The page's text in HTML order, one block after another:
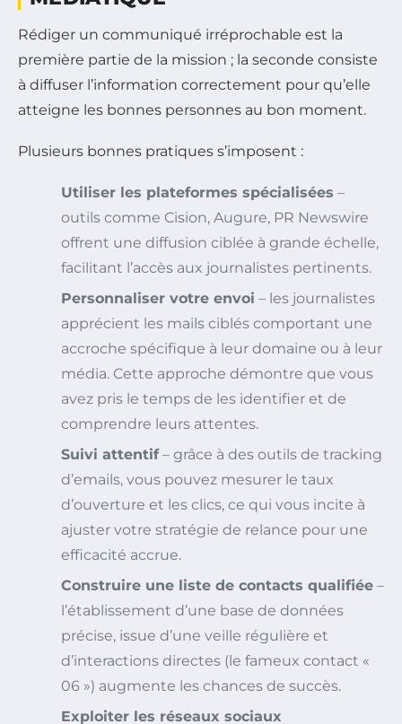
Rédiger un communiqué irréprochable est la
première partie de la mission ; la seconde consiste
à diffuser l’information correctement pour qu’elle
atteigne les bonnes personnes au bon moment.
Plusieurs bonnes pratiques s’imposent :
Utiliser les plateformes spécialisées –
outils comme Cision, Augure, PR Newswire
offrent une diffusion ciblée à grande échelle,
facilitant l’accès aux journalistes pertinents.
Personnaliser votre envoi – les journalistes
apprécient les mails ciblés comportant une
accroche spécifique à leur domaine ou à leur
média. Cette approche démontre que vous
avez pris le temps de les identifier et de
comprendre leurs attentes.
Suivi attentif– grâce à des outils de tracking
d’emails, vous pouvez mesurer le taux
d’ouverture et les clics, ce qui vous incite à
ajuster votre stratégie de relance pour une
efficacité accrue.
Construire une liste de contacts qualifiée –
l’établissement d’une base de données
précise, issue d’une veille régulière et
d’interactions directes (le fameux contact «
06 ») augmente les chances de succès.
Exploiter les réseaux sociaux